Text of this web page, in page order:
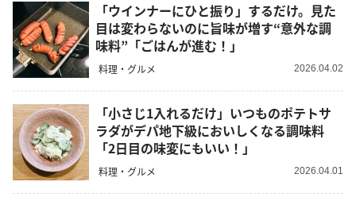
「ウインナーにひと振り」するだけ。見た
目は変わらないのに旨味が増す“意外な調
味料”「ごはんが進む！」
料理・グルメ 2026.04.02
「小さじ1入れるだけ」いつものポテトサ
ラダがデパ地下級においしくなる調味料
「2日目の味変にもいい！」
料理・グルメ 2026.04.01